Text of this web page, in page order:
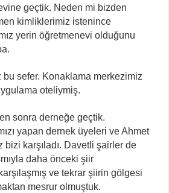
geçtik. Neden mi bizden
kimliklerimiz istenince
yerin öğretmenevi olduğunu
bu sefer. Konaklama merkezimiz
oteliymiş.
sonra derneğe geçtik.
yapan dernek üyeleri ve Ahmet
bizi karşıladı. Davetli şairler de
daha önceki şiir
ve tekrar şiirin gölgesi
mesrur olmuştuk.